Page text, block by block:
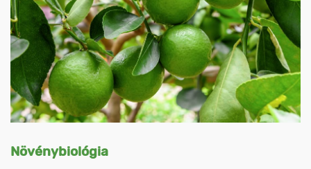
Növénybiológia